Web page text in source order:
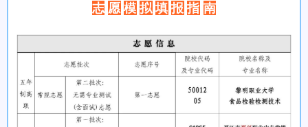
志 愿 模 拟 填 报 指 南